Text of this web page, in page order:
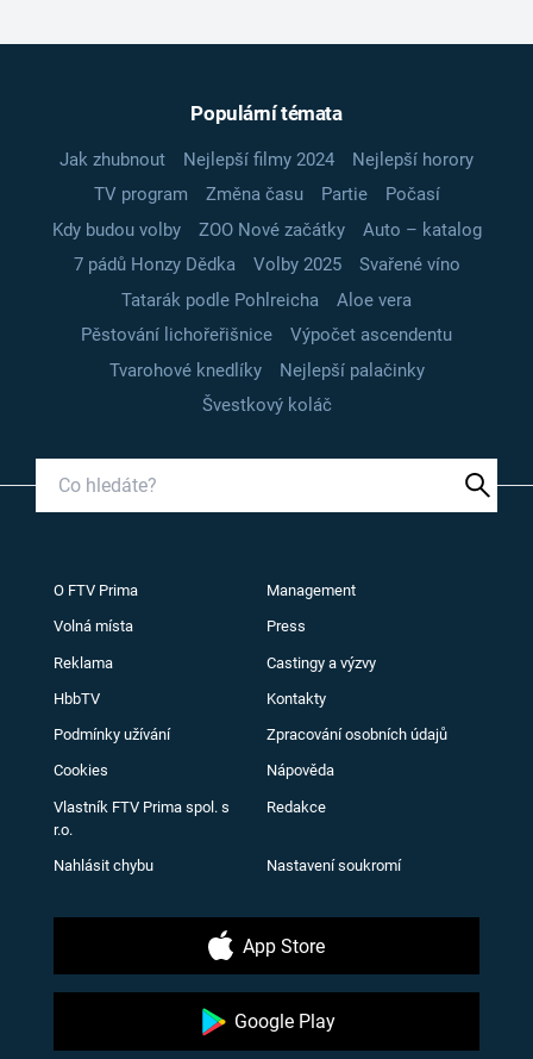
Populární témata
Jak zhubnout Nejlepší filmy 2024
Nejlepší horory
TV program
Změna času Partie
Počasí
Kdy budou volby
ZOO Nové začátky
Auto – katalog
7 pádů Honzy Dědka
Volby 2025
Svařené víno
Tatarák podle Pohlreicha
Aloe vera
Pěstování lichořeřišnice
Výpočet ascendentu
Tvarohové knedlíky
Nejlepší palačinky
Švestkový koláč
O FTV Prima Management
Volná místa Press
Reklama Castingy a výzvy
HbbTV Kontakty
Podmínky užívání Zpracování osobních údajů
Cookies Nápověda
Vlastník FTV Prima spol. s
r.o.
Redakce
Nahlásit chybu Nastavení soukromí
App Store
Google Play